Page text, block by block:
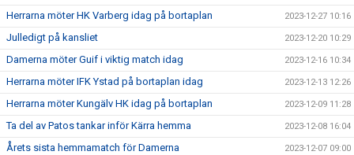
Herrarna möter HK Varberg idag på bortaplan 2023-12-27 10:16
Julledigt på kansliet 2023-12-20 10:29
Damerna möter Guif i viktig match idag 2023-12-16 10:34
Herrarna möter IFK Ystad på bortaplan idag 2023-12-13 12:26
Herrarna möter Kungälv HK idag på bortaplan 2023-12-09 11:28
Ta del av Patos tankar inför Kärra hemma 2023-12-08 16:04
Årets sista hemmamatch för Damerna 2023-12-07 09:00